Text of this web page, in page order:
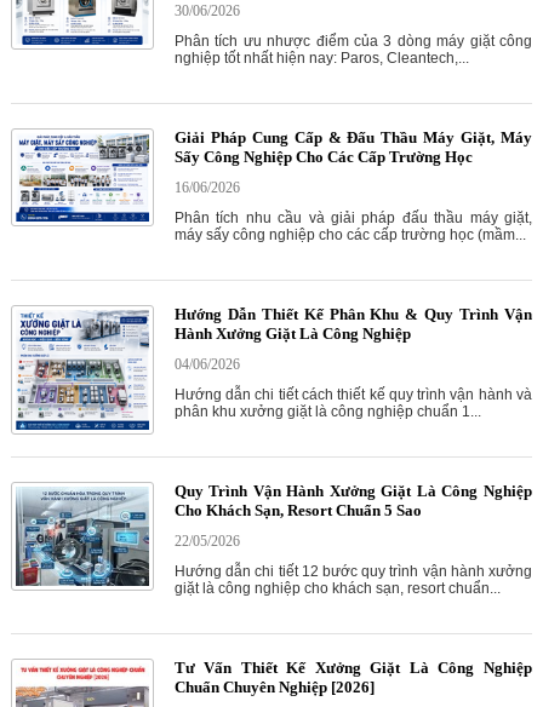
30/06/2026
Phân tích ưu nhược điểm của 3 dòng máy giặt công
nghiệp tốt nhất hiện nay: Paros, Cleantech,...
Giải Pháp Cung Cấp & Đấu Thầu Máy Giặt, Máy
Sấy Công Nghiệp Cho Các Cấp Trường Học
16/06/2026
Phân tích nhu cầu và giải pháp đấu thầu máy giặt,
máy sấy công nghiệp cho các cấp trường học (mầm...
Hướng Dẫn Thiết Kế Phân Khu & Quy Trình Vận
Hành Xưởng Giặt Là Công Nghiệp
04/06/2026
Hướng dẫn chi tiết cách thiết kế quy trình vận hành và
phân khu xưởng giặt là công nghiệp chuẩn 1...
Quy Trình Vận Hành Xưởng Giặt Là Công Nghiệp
Cho Khách Sạn, Resort Chuẩn 5 Sao
22/05/2026
Hướng dẫn chi tiết 12 bước quy trình vận hành xưởng
giặt là công nghiệp cho khách sạn, resort chuẩn...
Tư Vấn Thiết Kế Xưởng Giặt Là Công Nghiệp
Chuẩn Chuyên Nghiệp [2026]